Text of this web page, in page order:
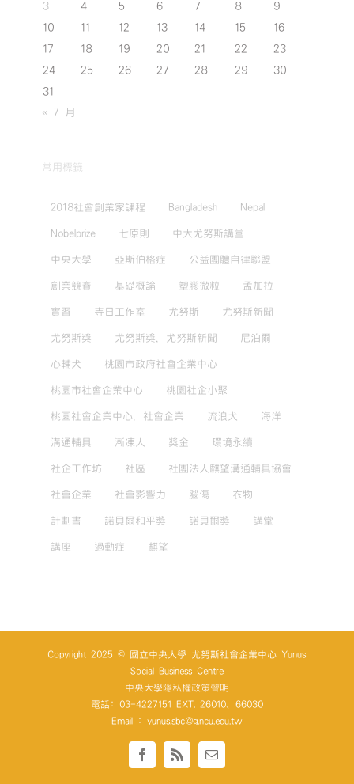
3
4 5 6 7 8
9
10
11 12 13 14 15
16
17
18 19 20 21 22
23
24
25 26 27 28 29
30
31
« 7 月
常用標籤
2018社會創業家課程 Bangladesh Nepal
Nobelprize 七原則 中大尤努斯講堂
中央大學 亞斯伯格症 公益團體自律聯盟
創業競賽 基礎概論 塑膠微粒 孟加拉
實習 寺日工作室 尤努斯 尤努斯新聞
尤努斯獎 尤努斯獎，尤努斯新聞 尼泊爾
心輔犬 桃園市政府社會企業中心
桃園市社會企業中心 桃園社企小聚
桃園社會企業中心，社會企業 流浪犬 海洋
溝通輔具 漸凍人 獎金 環境永續
社企工作坊 社區 社團法人麒望溝通輔具協會
社會企業 社會影響力 腦傷 衣物
計劃書 諾貝爾和平獎 諾貝爾獎 講堂
講座 過動症 麒望
Copyright 2025 © 國立中央大學 尤努斯社會企業中心 Yunus
Social Business Centre
中央大學隱私權政策聲明
電話: 03-4227151 EXT. 26010、66030
Email : yunus.sbc@g.ncu.edu.tw
Facebook
Rss Email: